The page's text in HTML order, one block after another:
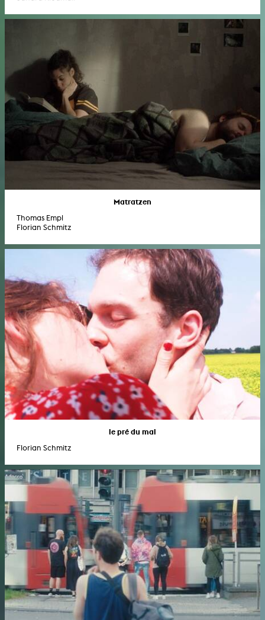
Matratzen
Thomas Empl
Florian Schmitz
le pré du mal
Florian Schmitz